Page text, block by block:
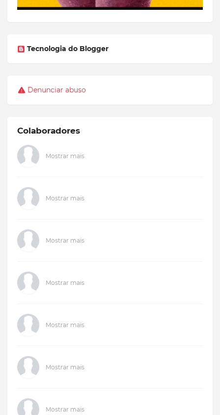
Tecnologia do Blogger
Denunciar abuso
Colaboradores
Mostrar mais
Mostrar mais
Mostrar mais
Mostrar mais
Mostrar mais
Mostrar mais
Mostrar mais